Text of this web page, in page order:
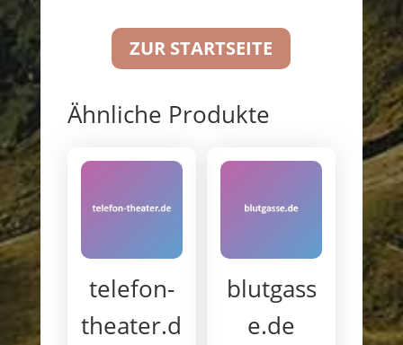
ZUR STARTSEITE
Ähnliche Produkte
telefon-
theater.d
blutgass
e.de